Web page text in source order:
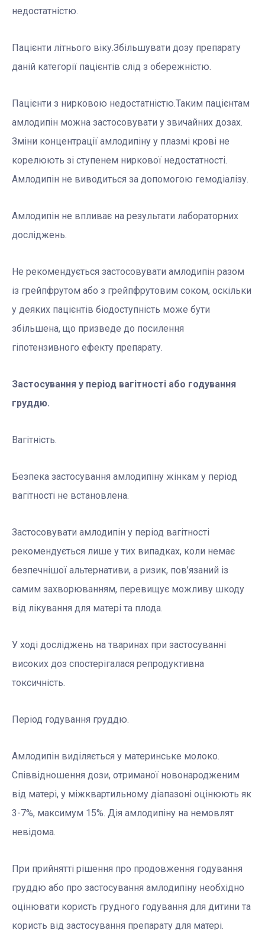
недостатністю.
Пацієнти літнього віку.Збільшувати дозу препарату
даній категорії пацієнтів слід з обережністю.
Пацієнти з нирковою недостатністю.Таким пацієнтам
амлодипін можна застосовувати у звичайних дозах.
Зміни концентрації амлодипіну у плазмі крові не
корелюють зі ступенем ниркової недостатності.
Амлодипін не виводиться за допомогою гемодіалізу.
Амлодипін не впливає на результати лабораторних
досліджень.
Не рекомендується застосовувати амлодипін разом
із грейпфрутом або з грейпфрутовим соком, оскільки
у деяких пацієнтів біодоступність може бути
збільшена, що призведе до посилення
гіпотензивного ефекту препарату.
Застосування у період вагітності або годування
груддю.
Вагітність.
Безпека застосування амлодипіну жінкам у період
вагітності не встановлена.
Застосовувати амлодипін у період вагітності
рекомендується лише у тих випадках, коли немає
безпечнішої альтернативи, а ризик, пов’язаний із
самим захворюванням, перевищує можливу шкоду
від лікування для матері та плода.
У ході досліджень на тваринах при застосуванні
високих доз спостерігалася репродуктивна
токсичність.
Період годування груддю.
Амлодипін виділяється у материнське молоко.
Співвідношення дози, отриманої новонародженим
від матері, у міжквартильному діапазоні оцінюють як
3-7%, максимум 15%. Дія амлодипіну на немовлят
невідома.
При прийнятті рішення про продовження годування
груддю або про застосування амлодипіну необхідно
оцінювати користь грудного годування для дитини та
користь від застосування препарату для матері.